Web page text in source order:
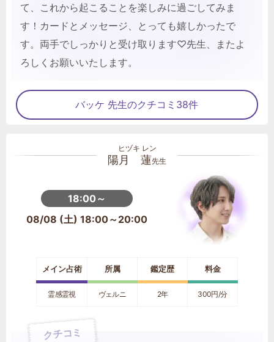
て、これから起こることを楽しみに過ごしてみま
す！カードとメッセージ、とっても嬉しかったで
す。両手でしっかりと受け取ります♡先生、またよ
ろしくお願いいたします。
バッケ 先生のクチコミ38件
陽月 蓮先生
18:00～
08/08 (土) 18:00～20:00
メイン占術 所属 鑑定歴 料金
霊感霊視 ヴェルニ 2年 300円/分
クチコミ